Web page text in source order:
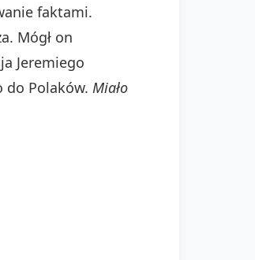
faktami.
Mógł on
Jeremiego
do Polaków. Miało